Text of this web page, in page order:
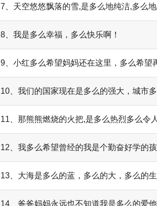
7、天空悠悠飘落的雪,是多么地纯洁,多么
8、我是多么幸福，多么快乐啊！
9、小红多么希望妈妈还在这里，多么希望
10、我们的国家现在是多么的强大，城市
11、那熊熊燃烧的火把,是多么热烈多么令
12、我多么希望曾经的我是个勤奋好学的
13、大海是多么的蓝，多么的大，多么的
14、爸爸妈妈永远也不知道我是多么的爱